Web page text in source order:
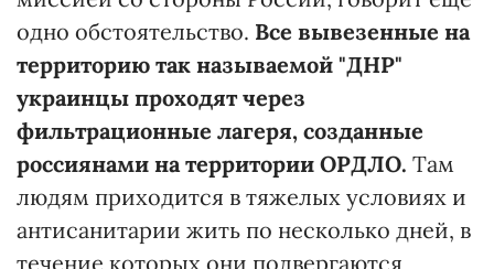
одно обстоятельство. Все вывезенные на
территорию так называемой "ДНР"
украинцы проходят через
фильтрационные лагеря, созданные
россиянами на территории ОРДЛО. Там
людям приходится в тяжелых условиях и
антисанитарии жить по несколько дней, в
течение которых они подвергаются